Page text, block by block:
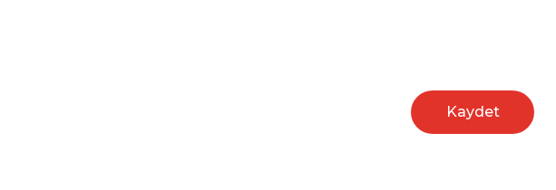
Kaydet